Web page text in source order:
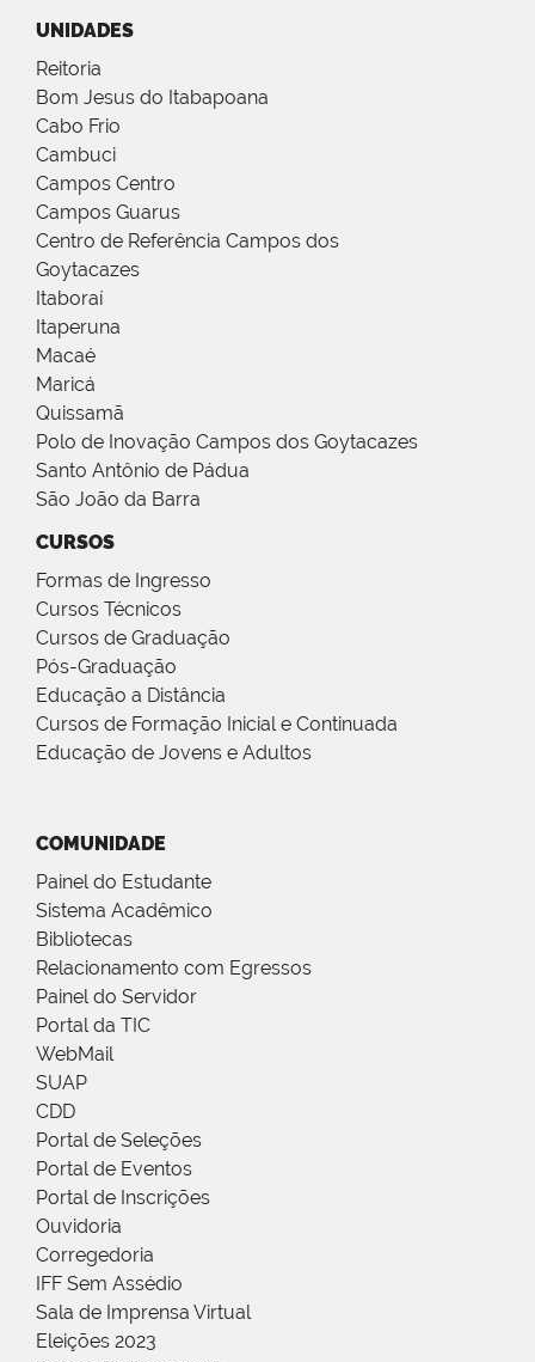
UNIDADES
Reitoria
Bom Jesus do Itabapoana
Cabo Frio
Cambuci
Campos Centro
Campos Guarus
Centro de Referência Campos dos
Goytacazes
Itaboraí
Itaperuna
Macaé
Maricá
Quissamã
Polo de Inovação Campos dos Goytacazes
Santo Antônio de Pádua
São João da Barra
CURSOS
Formas de Ingresso
Cursos Técnicos
Cursos de Graduação
Pós-Graduação
Educação a Distância
Cursos de Formação Inicial e Continuada
Educação de Jovens e Adultos
COMUNIDADE
Painel do Estudante
Sistema Acadêmico
Bibliotecas
Relacionamento com Egressos
Painel do Servidor
Portal da TIC
WebMail
SUAP
CDD
Portal de Seleções
Portal de Eventos
Portal de Inscrições
Ouvidoria
Corregedoria
IFF Sem Assédio
Sala de Imprensa Virtual
Eleições 2023